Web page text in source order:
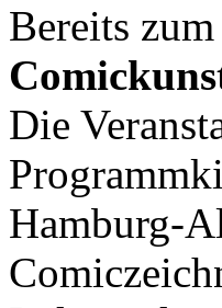
Bereits
Die
Hamburg-